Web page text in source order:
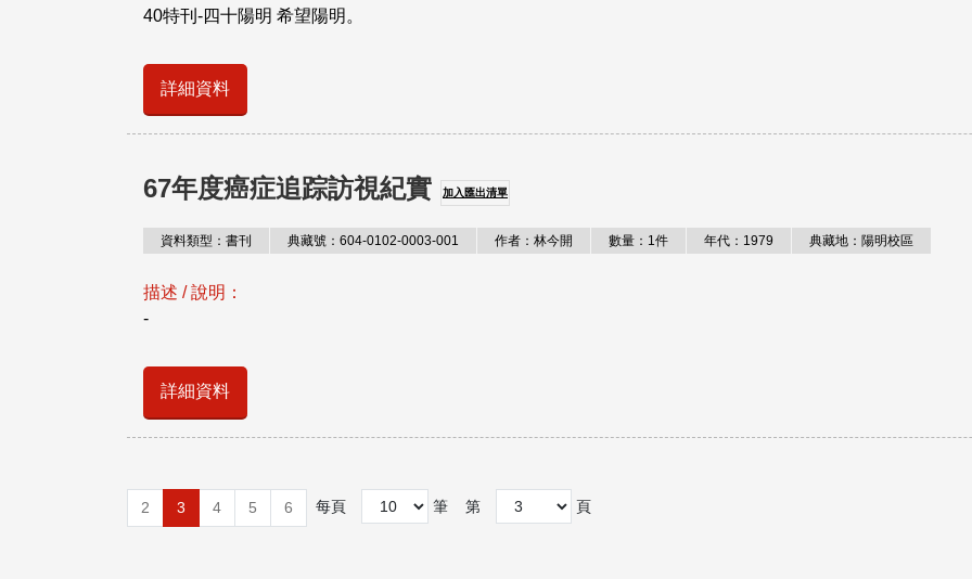
40特刊-四十陽明 希望陽明。
詳細資料
67年度癌症追踪訪視紀實 加入匯出清單
資料類型：書刊 典藏號：604-0102-0003-001 作者：林今開 數量：1件 年代：1979 典藏地：陽明校區
描述 / 說明：
-
詳細資料
2 3 4 5 6 每頁 筆 第 頁